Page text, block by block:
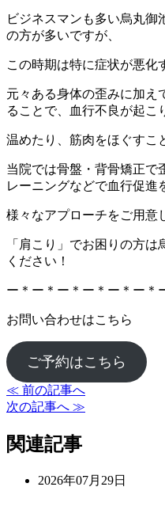
ビジネスマンも多い烏丸御
の方が多いですが、
この時期は特に症状が悪化
元々ある身体の歪みに加え
ることで、血行不良が起こ
温めたり、筋肉をほぐすこ
当院では骨盤・背骨矯正で
レーニングなどで血行促進
様々なアプローチをご用意
「肩こり」でお困りの方
ください！
ー＊ー＊ー＊ー＊ー＊ー＊
お問い合わせはこちら
ご予約はこちら
≪ 前の記事へ
次の記事へ ≫
関連記事
2026年07月29日